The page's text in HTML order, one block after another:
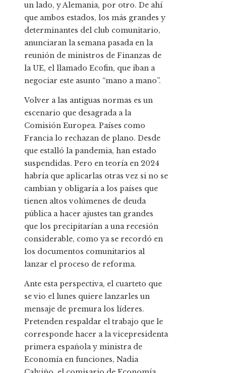
un lado, y Alemania, por otro. De ahí
que ambos estados, los más grandes y
determinantes del club comunitario,
anunciaran la semana pasada en la
reunión de ministros de Finanzas de
la UE, el llamado Ecofin, que iban a
negociar este asunto “mano a mano”.
Volver a las antiguas normas es un
escenario que desagrada a la
Comisión Europea. Países como
Francia lo rechazan de plano. Desde
que estalló la pandemia, han estado
suspendidas. Pero en teoría en 2024
habría que aplicarlas otras vez si no se
cambian y obligaría a los países que
tienen altos volúmenes de deuda
pública a hacer ajustes tan grandes
que los precipitarían a una recesión
considerable, como ya se recordó en
los documentos comunitarios al
lanzar el proceso de reforma.
Ante esta perspectiva, el cuarteto que
se vio el lunes quiere lanzarles un
mensaje de premura los líderes.
Pretenden respaldar el trabajo que le
corresponde hacer a la vicepresidenta
primera española y ministra de
Economía en funciones, Nadia